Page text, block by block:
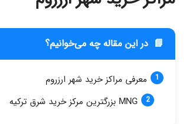
📘 در این مقاله چه می‌خوانیم؟
معرفی مراکز خرید شهر ارزروم
MNG بزرگترین مرکز خرید شرق ترکیه